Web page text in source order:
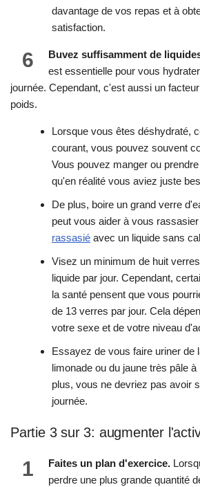
davantage de vos repas et à
satisfaction.
6 Buvez suffisamment de
est essentielle pour vous
journée. Cependant, c'est aussi un
poids.
Lorsque vous êtes déshydraté,
courant, vous pouvez souvent
Vous pouvez manger ou
qu'en réalité vous aviez juste
De plus, boire un grand verre
peut vous aider à vous
rassasié avec un liquide sans
Visez un minimum de huit
liquide par jour. Cependant,
la santé pensent que vous
de 13 verres par jour. Cela
votre sexe et de votre niveau
Essayez de vous faire uriner de
limonade ou du jaune très pâle
plus, vous ne devriez pas avoir
journée.
Partie 3 sur 3: augmenter
1 Faites un plan d'exercice.
perdre une plus grande quantité